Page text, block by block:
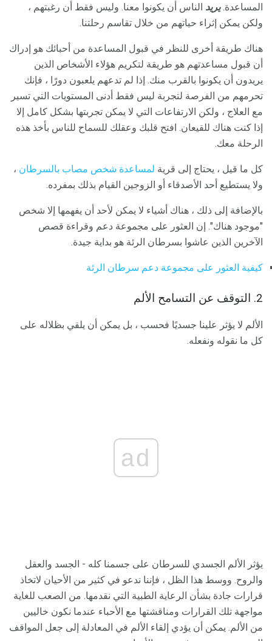
المساعدة.يريد الناس أن يكونوا معنا. وليس فقط أن رغبتهم ،
ولكن يمكن إثراء حياتهم من خلال تقاسم رحلتنا.
هناك طريقة أخرى للنظر في قبول المساعدة من أحبائك هو إدراك
أن قبول مساعدتهم هو طريقة لتكريم هؤلاء الأشخاص الذين
يريدون أن يكونوا بالقرب منك. إذا لم تدعهم يلعبون دورًا ، فإنك
تحرمهم من الفرصة لتجربة ليس فقط أدنى المستويات التي تسير
مع العلاج ، ولكن الارتفاعات التي لا يمكن تجربتها بشكل كامل إلا
إذا كنت هناك للقيعان. افتح قلبك وعقلك للسماح للناس بأخذ هذه
الرحلة معك.
كل ما قيل ، يحتاج إلى قرية لمساعدة شخص مصاب بالسرطان ،
ولا يستطيع أحد الأصدقاء أو الزوجين القيام بذلك بمفرده.
بالإضافة إلى ذلك ، هناك أشياء لا يمكن لأحد أن يفهمها إلا شخص
"موجود هناك". إن العثور على مجموعة دعم وقراءة قصص
الآخرين الذين عاشوا بسرطان الرئة هو بداية جيدة.
كيفية العثور على مجموعة دعم سرطان الرئة
2. التوقف عن التسامح الألم
الألم لا يؤثر علينا جسديًا فحسب ، بل يمكن أن يلقي بظلاله على
كل ما نقوله ونفعله.
ad
يؤثر الألم الجسدي للسرطان على جسمنا كله - الجسد والعقل
والروح. ووسط هذا الظل ، فإننا ندعو في كثير من الأحيان لاتخاذ
قرارات جادة بشأن الرعاية الطبية التي نقدمها. من الصعب للغاية
مواجهة تلك القرارات ومناقشتها مع الأحباء عندما نكون خاليين
من الألم. يمكن أن يؤدي إلقاء الألم في المعادلة إلى جعل المواقف